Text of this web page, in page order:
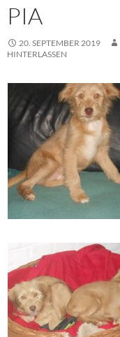
PIA
20. SEPTEMBER 2019
HINTERLASSEN